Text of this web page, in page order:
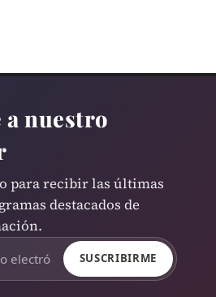
nuestro
para recibir las últimas
destacados de
SUSCRIBIRME